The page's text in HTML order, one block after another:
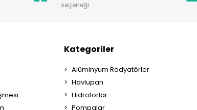
seçeneği
Kategoriler
Alüminyum Radyatörler
Havlupan
Hidroforlar
Pompalar